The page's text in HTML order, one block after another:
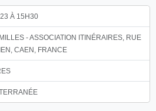
À 15H30
- ASSOCIATION ITINÉRAIRES, RUE
CAEN, FRANCE